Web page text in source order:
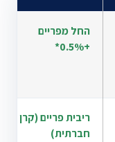
החל מפריים
+0.5%*
ריבית פריים (קרן
חברתית)